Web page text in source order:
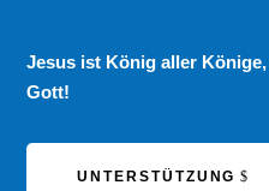
Jesus ist König aller
Gott!
UNTERSTÜTZUNG